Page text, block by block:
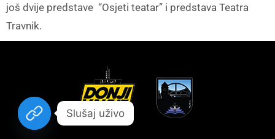
još dvije predstave “Osjeti teatar” i predstava Teatra
Travnik.
Slušaj uživo